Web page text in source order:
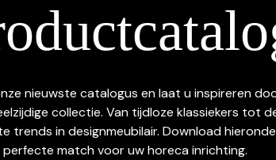
nieuwste catalogus en laat u inspireren
collectie. Van tijdloze klassiekers tot
trends in designmeubilair. Download
perfecte match voor uw horeca inrichting.